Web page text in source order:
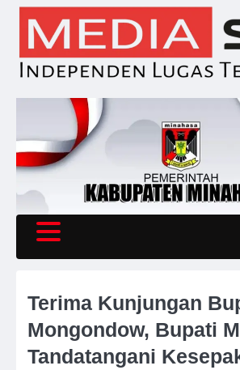
Skip
content
Terima Kunjungan
Mongondow, Bupati
Tandatangani